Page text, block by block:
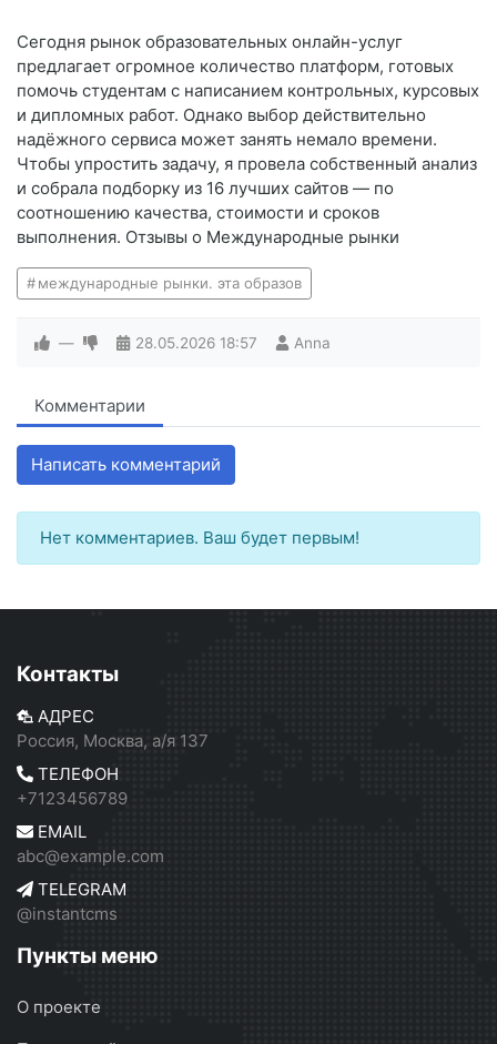
Сегодня рынок образовательных онлайн-услуг
предлагает огромное количество платформ, готовых
помочь студентам с написанием контрольных, курсовых
и дипломных работ. Однако выбор действительно
надёжного сервиса может занять немало времени.
Чтобы упростить задачу, я провела собственный анализ
и собрала подборку из 16 лучших сайтов — по
соотношению качества, стоимости и сроков
выполнения. Отзывы о Международные рынки
международные рынки. эта образов
— 28.05.2026 18:57 Anna
Комментарии
Написать комментарий
Нет комментариев. Ваш будет первым!
Контакты
АДРЕС
Россия, Москва, а/я 137
ТЕЛЕФОН
+7123456789
EMAIL
abc@example.com
TELEGRAM
@instantcms
Пункты меню
О проекте